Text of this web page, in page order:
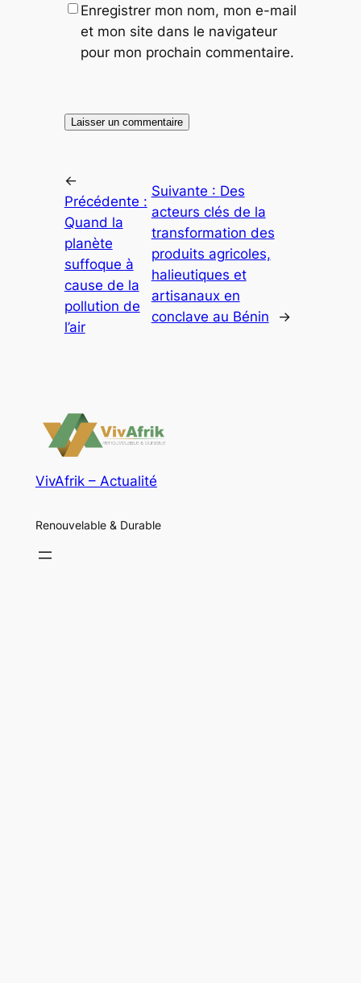
Enregistrer mon nom, mon e-mail
et mon site dans le navigateur
pour mon prochain commentaire.
←
Précédente :
Quand la
planète
suffoque à
cause de la
pollution de
l’air
Suivante : Des
acteurs clés de la
transformation des
produits agricoles,
halieutiques et
artisanaux en
conclave au Bénin
→
VivAfrik – Actualité
Renouvelable & Durable